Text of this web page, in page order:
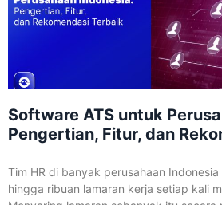
Software ATS untuk
Pengertian, Fitur, dan
Tim HR di banyak perusahaan
hingga ribuan lamaran kerja setiap kali